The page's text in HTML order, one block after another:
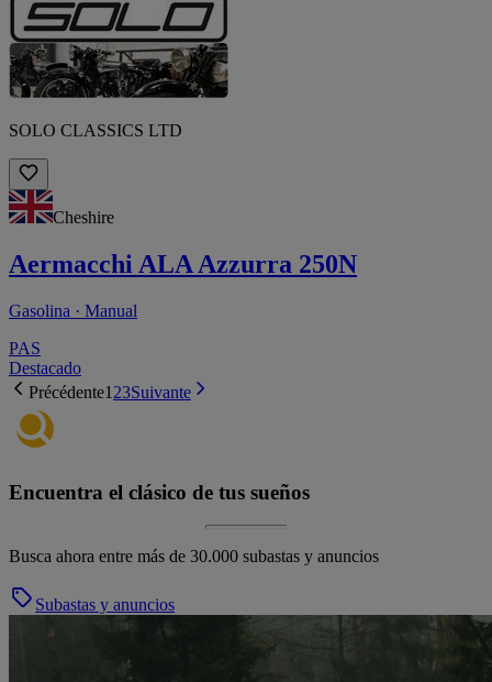
SOLO CLASSICS LTD
Cheshire
Aermacchi ALA Azzurra 250N
Gasolina · Manual
PAS
Destacado
Précédente1 23Suivante
Encuentra el clásico de tus sueños
Busca ahora entre más de 30.000 subastas y anuncios
Subastas y anuncios